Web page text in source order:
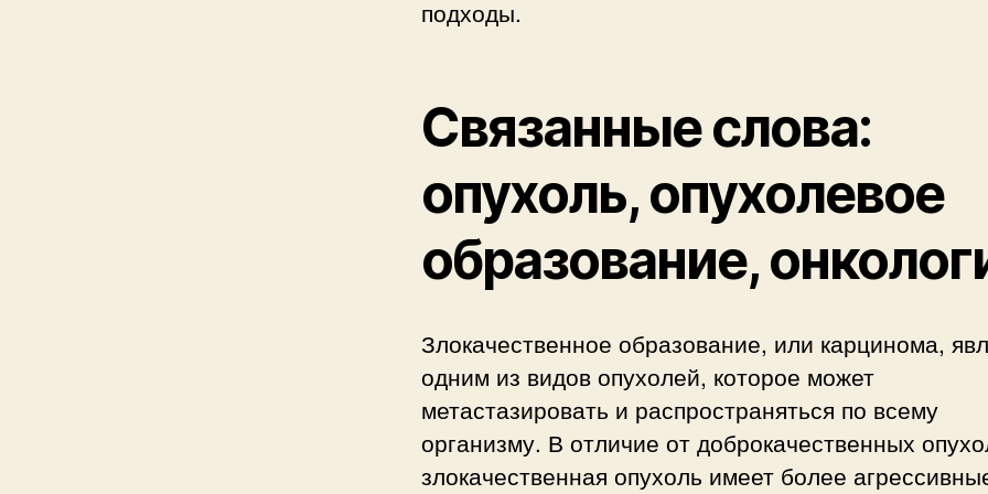
подходы.
Связанные слова:
опухоль, опухолевое
образование,
Злокачественное образование, или карцинома,
одним из видов опухолей, которое может
метастазировать и распространяться по всему
организму. В отличие от доброкачественных
злокачественная опухоль имеет более